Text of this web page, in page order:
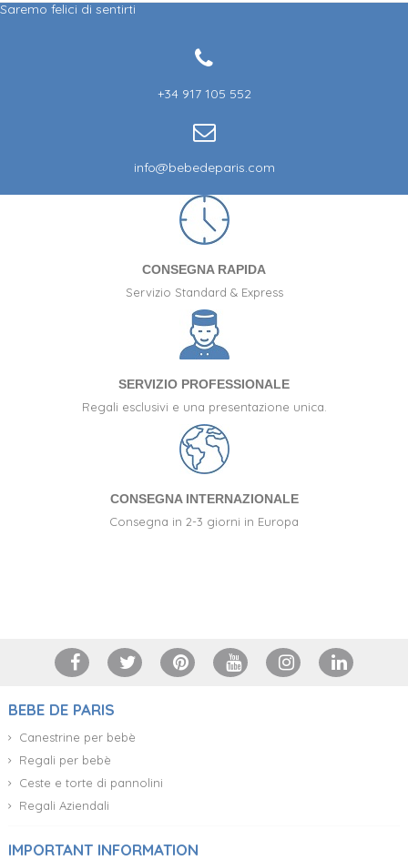
Saremo felici di sentirti
+34 917 105 552
info@bebedeparis.com
CONSEGNA RAPIDA
Servizio Standard & Express
SERVIZIO PROFESSIONALE
Regali esclusivi e una presentazione unica.
CONSEGNA INTERNAZIONALE
Consegna in 2-3 giorni in Europa
BEBE DE PARIS
Canestrine per bebè
Regali per bebè
Ceste e torte di pannolini
Regali Aziendali
IMPORTANT INFORMATION